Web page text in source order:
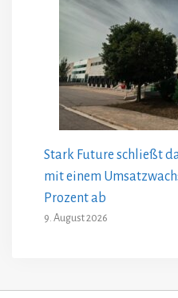
Stark Future schließt
mit einem
Prozent ab
9. August 2026